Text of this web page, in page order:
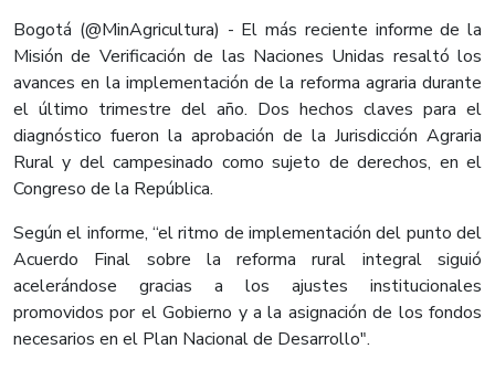
Bogotá (@MinAgricultura) - El más reciente informe de la
Misión de Verificación de las Naciones Unidas resaltó los
avances en la implementación de la reforma agraria durante
el último trimestre del año. Dos hechos claves para el
diagnóstico fueron la aprobación de la Jurisdicción Agraria
Rural y del campesinado como sujeto de derechos, en el
Congreso de la República.
Según el informe, “el ritmo de implementación del punto del
Acuerdo Final sobre la reforma rural integral siguió
acelerándose gracias a los ajustes institucionales
promovidos por el Gobierno y a la asignación de los fondos
necesarios en el Plan Nacional de Desarrollo".